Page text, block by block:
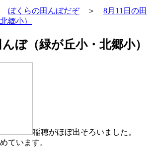
ぼくらの田んぼだぞ＞ 8月11日の田
郷小）
ぼ（緑が丘小・北郷小）
稲穂がほぼ出そろいました。
ています。